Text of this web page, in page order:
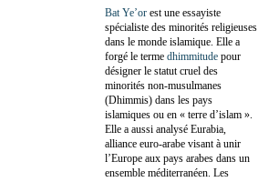
Bat Ye’or est une essayiste
spécialiste des minorités religieuses
dans le monde islamique. Elle a
forgé le terme dhimmitude pour
désigner le statut cruel des
minorités non-musulmanes
(Dhimmis) dans les pays
islamiques ou en « terre d’islam ».
Elle a aussi analysé Eurabia,
alliance euro-arabe visant à unir
l’Europe aux pays arabes dans un
ensemble méditerranéen. Les